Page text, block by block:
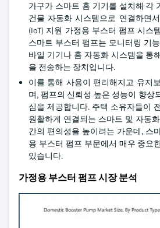
가구가 스마트 홈 기기를 설치해 각
건물 자동화 시스템으로 연결하면
(IoT) 지원 가정용 부스터 펌프 시스
스마트 부스터 펌프는 모니터링 기
바일 기기나 홈 자동화 시스템을 통
을 전송하는 장치입니다.
이를 통해 사용이 편리해지고 유지
며, 펌프의 신뢰성 높은 성능이 향상
심을 제공합니다. 주택 소유자들이
원활하게 연결되는 스마트 및 자동
간의 편의성을 높이려는 가운데, 스
용 부스터 펌프 부문에서 매우 중요
있습니다.
가정용 부스터 펌프 시장 분석